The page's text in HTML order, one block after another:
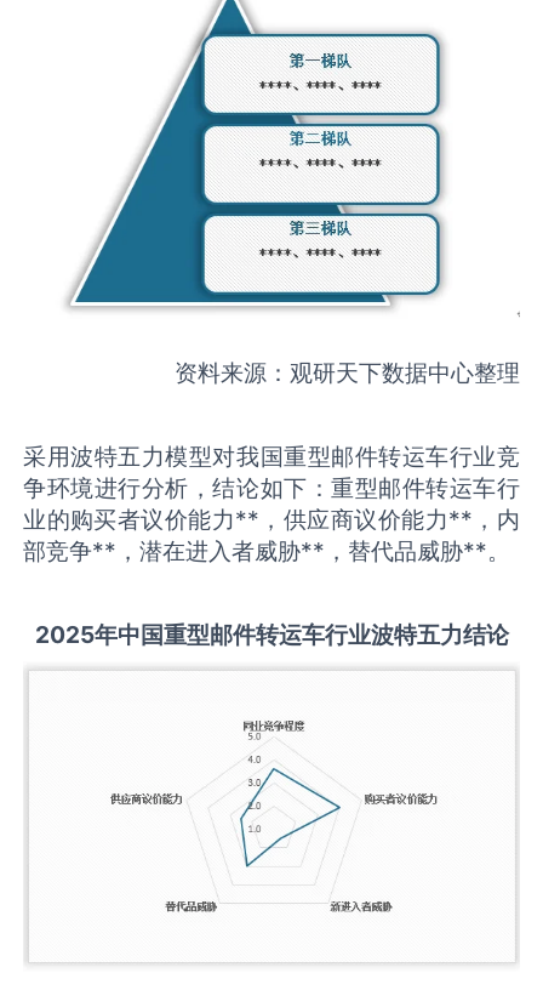
资料来源：观研天下数据中心整理
采用波特五力模型对我国重型邮件转运车行业竞
争环境进行分析，结论如下：重型邮件转运车行
业的购买者议价能力**，供应商议价能力**，内
部竞争**，潜在进入者威胁**，替代品威胁**。
2025年中国重型邮件转运车行业波特五力结论